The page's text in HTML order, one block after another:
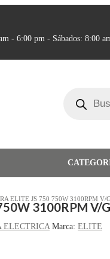
- 6:00 pm - Sábados: 8:00
productos
ELITE JS 750 750W 3100RPM V/
3100RPM V/
ELECTRICA Marca: ELITE